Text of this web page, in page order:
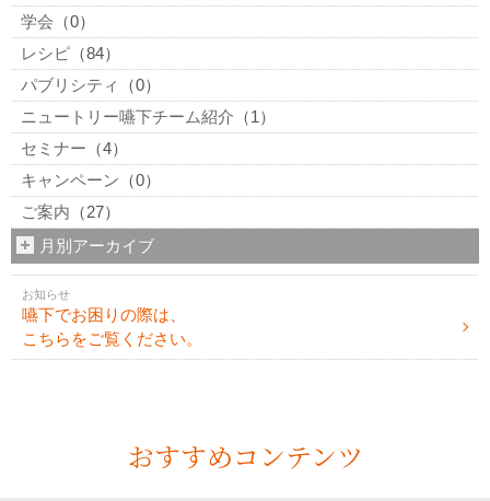
学会 （0）
レシピ （84）
パブリシティ
（0）
ニュートリー嚥下チーム紹介 （1）
セミナー （4）
キャンペーン （0）
ご案内 （27）
月別アーカイブ
お知らせ
嚥下でお困りの際は、
こちらをご覧ください。
おすすめコンテンツ